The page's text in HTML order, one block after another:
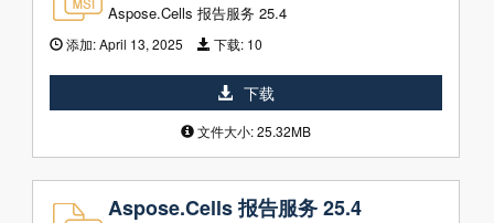
Aspose.Cells 报告服务 25.4
添加:April 13, 2025 下载: 10
下载
文件大小: 25.32MB
Aspose.Cells 报告服务 25.4